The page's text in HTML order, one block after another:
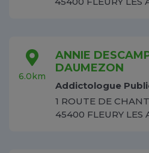
6.0km
ANNIE
DAUMEZON
Addictologue
1 ROUTE DE
45400 FLEURY LES